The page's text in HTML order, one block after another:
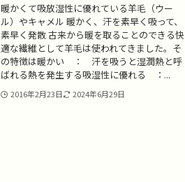
暖かくて吸放湿性に優れている羊毛（ウー
ル）やキャメル 暖かく、汗を素早く吸って、
素早く発散 古来から暖を取ることのできる快
適な繊維として羊毛は使われてきました。そ
の特徴は暖かい ： 汗を吸うと湿潤熱と呼
ばれる熱を発生する吸湿性に優れる ：...
2016年2月23日 2024年6月29日